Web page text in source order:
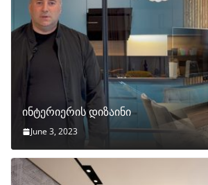
ინტერიერის დიზაინი
June 3, 2023